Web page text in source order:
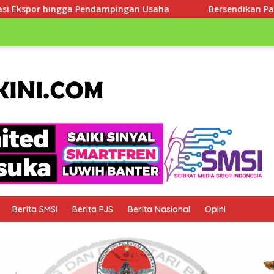
Usaha Bersendikan Pancasila, Prajurit Divif 2
Berita SMSI Berita PJS Berita Nasional Opini